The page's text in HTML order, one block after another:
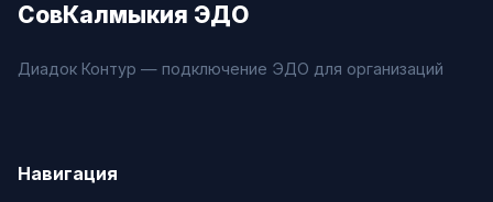
СовКалмыкия ЭДО
Диадок Контур — подключение ЭДО для организаций
Навигация